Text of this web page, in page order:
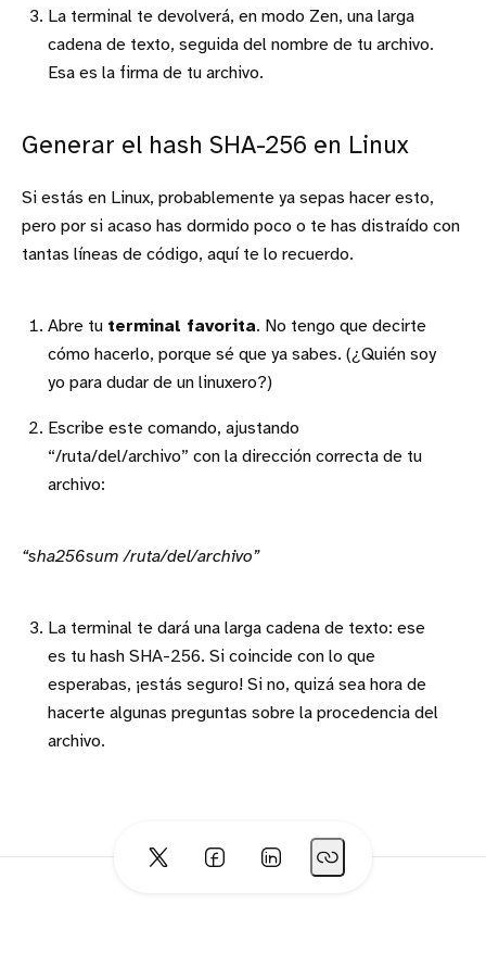
La terminal te devolverá, en modo Zen, una larga
cadena de texto, seguida del nombre de tu archivo.
Esa es la firma de tu archivo.
Generar el hash SHA-256 en Linux
Si estás en Linux, probablemente ya sepas hacer esto,
pero por si acaso has dormido poco o te has distraído con
tantas líneas de código, aquí te lo recuerdo.
Abre tu terminal favorita. No tengo que decirte
cómo hacerlo, porque sé que ya sabes. (¿Quién soy
yo para dudar de un linuxero?)
Escribe este comando, ajustando
“/ruta/del/archivo” con la dirección correcta de tu
archivo:
“sha256sum /ruta/del/archivo”
La terminal te dará una larga cadena de texto: ese
es tu hash SHA-256. Si coincide con lo que
esperabas, ¡estás seguro! Si no, quizá sea hora de
hacerte algunas preguntas sobre la procedencia del
archivo.